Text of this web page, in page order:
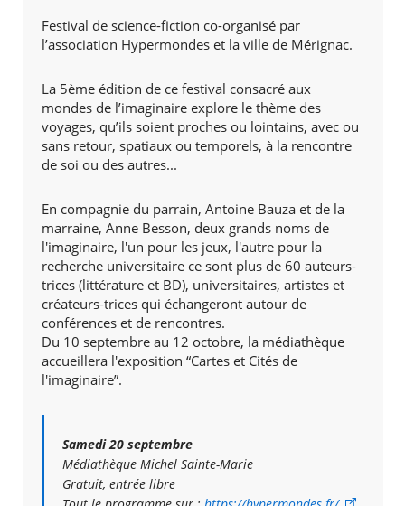
Festival de science-fiction co-organisé par
l’association Hypermondes et la ville de Mérignac.
La 5ème édition de ce festival consacré aux
mondes de l’imaginaire explore le thème des
voyages, qu’ils soient proches ou lointains, avec ou
sans retour, spatiaux ou temporels, à la rencontre
de soi ou des autres...
En compagnie du parrain, Antoine Bauza et de la
marraine, Anne Besson, deux grands noms de
l'imaginaire, l'un pour les jeux, l'autre pour la
recherche universitaire ce sont plus de 60 auteurs-
trices (littérature et BD), universitaires, artistes et
créateurs-trices qui échangeront autour de
conférences et de rencontres.
Du 10 septembre au 12 octobre, la médiathèque
accueillera l'exposition “Cartes et Cités de
l'imaginaire”.
Samedi 20 septembre
Médiathèque Michel Sainte-Marie
Gratuit, entrée libre